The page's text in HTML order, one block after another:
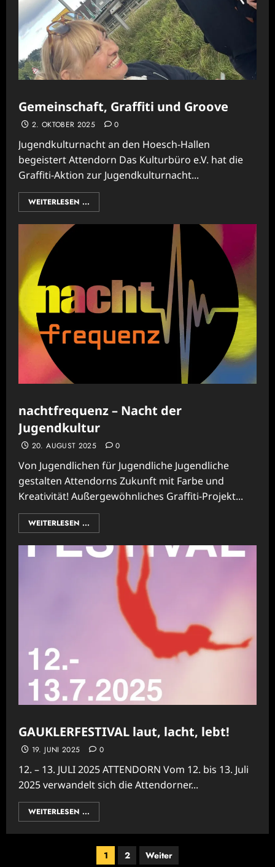
Gemeinschaft, Graffiti und Groove
2. OKTOBER 2025 0
Jugendkulturnacht an den Hoesch-Hallen
begeistert Attendorn Das Kulturbüro e.V. hat die
Graffiti-Aktion zur Jugendkulturnacht...
WEITERLESEN ...
nachtfrequenz – Nacht der
Jugendkultur
20. AUGUST 2025 0
Von Jugend­lichen für Jugendliche Jugendliche
gestalten Attendorns Zukunft mit Farbe und
Kreativität! Außergewöhnliches Graffiti-Projekt...
WEITERLESEN ...
GAUKLERFESTIVAL laut, lacht, lebt!
19. JUNI 2025 0
12. – 13. JULI 2025 ATTENDORN Vom 12. bis 13. Juli
2025 verwandelt sich die Attendorner...
WEITERLESEN ...
Seitennummerierung
1 2 Weiter